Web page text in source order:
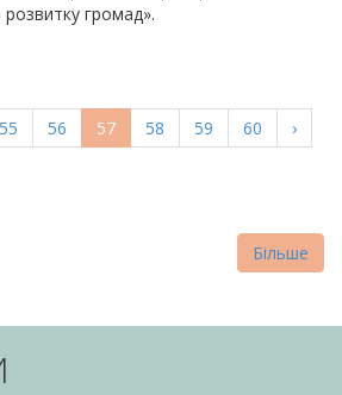
громад».
Page
55 Page
56
Поточна
сторінка
57 Page
58 Page
59 Page
60
›
Більше